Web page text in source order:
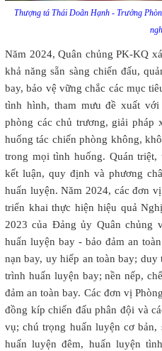
Thượng tá Thái Doãn Hạnh - Trưởng
Năm 2024, Quân chủng PK-KQ
khả năng sẵn sàng chiến đấu,
bay, bảo vệ vững chắc các mục
tình hình, tham mưu đề xuất
phòng các chủ trương, giải
huống tác chiến phòng không,
trong mọi tình huống. Quán
kết luận, quy định và phương
huấn luyện. Năm 2024, các đơn
triển khai thực hiện hiệu quả
2023 của Đảng ủy Quân chủng
huấn luyện bay - bảo đảm an
nạn bay, uy hiếp an toàn bay;
trình huấn luyện bay; nền nếp,
đảm an toàn bay. Các đơn vị
đồng kíp chiến đấu phân đội và
vụ; chú trọng huấn luyện cơ bản,
huấn luyện đêm, huấn luyện